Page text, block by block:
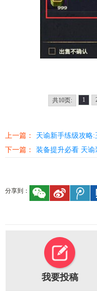
共10页: 1
上一篇：
天谕新手练级攻略
下一篇：
装备提升必看 天
分享到：
我要投稿